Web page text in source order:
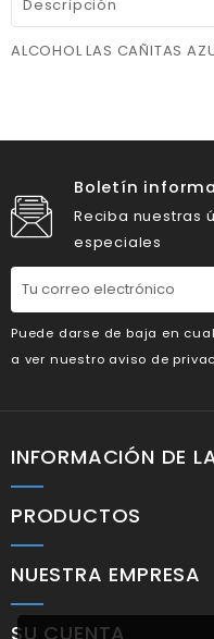
Descripción
ALCOHOL LAS CAÑITAS
Boletín
Reciba nuestras
especiales
Puede darse de baja en
a ver nuestro aviso de
INFORMACIÓN DE
PRODUCTOS
NUESTRA EMPRESA
SU CUENTA